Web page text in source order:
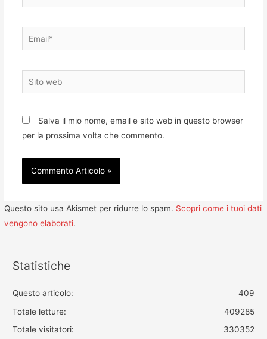
Email*
Sito
web
Salva il mio nome, email e sito web in questo browser
per la prossima volta che commento.
Questo sito usa Akismet per ridurre lo spam. Scopri come i tuoi dati
vengono elaborati.
Statistiche
409
Questo articolo:
409285
Totale letture:
330352
Totale visitatori: